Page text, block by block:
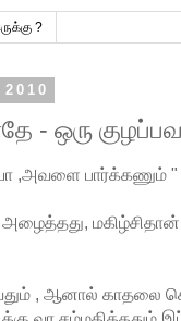
?
ஒரு
,அவளை பார்க்கணும் "
மகிழ்சிதான்
, ஆனால் காதலை